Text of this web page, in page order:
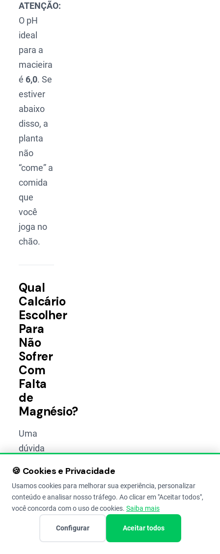
ATENÇÃO:
O pH
ideal
para a
macieira
é 6,0. Se
estiver
abaixo
disso, a
planta
não
“come” a
comida
que
você
joga no
chão.
Qual
Calcário
Escolher
Para
Não
Sofrer
Com
Falta
de
Magnésio?
Uma
dúvida
aparece
na roda
🍪 Cookies e Privacidade
Usamos cookies para melhorar sua experiência, personalizar
conteúdo e analisar nosso tráfego. Ao clicar em "Aceitar todos",
você concorda com o uso de cookies. Saiba mais
Configurar Aceitar todos